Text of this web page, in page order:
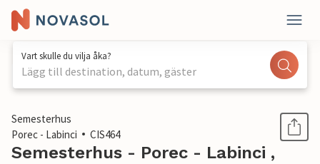
Vart skulle du vilja åka?
Lägg till destination, datum, gäster
1 / 14
Semesterhus
Porec - Labinci
CIS464
Semesterhus - Porec - Labinci ,